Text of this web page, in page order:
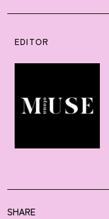
EDITOR
SHARE